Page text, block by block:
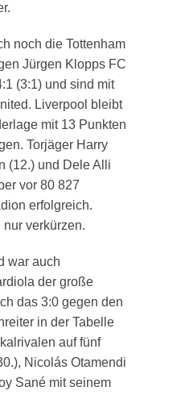
noch die Tottenham
Jürgen Klopps FC
(3:1) und sind mit
Liverpool bleibt
mit 13 Punkten
Torjäger Harry
(12.) und Dele Alli
vor 80 827
erfolgreich.
verkürzen.
war auch
der große
das 3:0 gegen den
in der Tabelle
auf fünf
Nicolás Otamendi
Sané mit seinem